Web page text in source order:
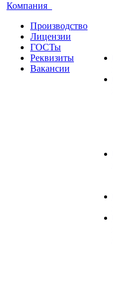
Компания
Производство
Лицензии
ГОСТы
Реквизиты
Вакансии